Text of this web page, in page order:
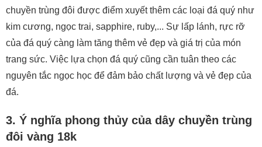
chuyền trùng đôi được điểm xuyết thêm các loại đá quý như
kim cương, ngọc trai, sapphire, ruby,... Sự lấp lánh, rực rỡ
của đá quý càng làm tăng thêm vẻ đẹp và giá trị của món
trang sức. Việc lựa chọn đá quý cũng cần tuân theo các
nguyên tắc ngọc học để đảm bảo chất lượng và vẻ đẹp của
đá.
3. Ý nghĩa phong thủy của dây chuyền trùng
đôi vàng 18k